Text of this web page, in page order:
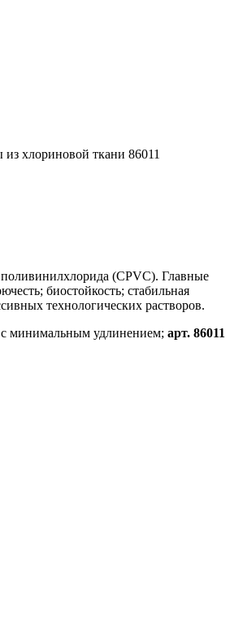
хлориновой ткани 86011
(CPVC). Главные
биостойкость; стабильная
технологических растворов.
минимальным удлинением; арт. 86011